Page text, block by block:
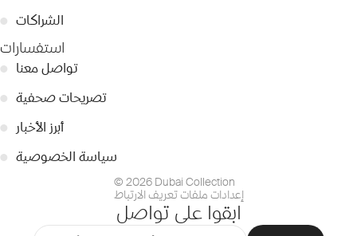
● الشراكات
استفسارات
● تواصل معنا
● تصريحات صحفية
●
أبرز الأخبار
● سياسة الخصوصية
© 2026 Dubai Collection
إعدادات ملفات تعريف الارتباط
ابقوا على تواصل